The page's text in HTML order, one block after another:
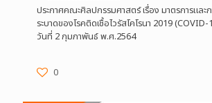
ประกาศคณะศิลปกรรมศาสตร์ เรื่อง มาตรการและก
ระบาดของโรคติดเชื้อไวรัสโคโรนา 2019
วันที่ 2 กุมภาพันธ์ พ.ศ.2564
0